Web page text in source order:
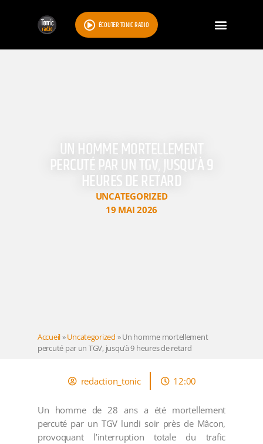
ÉCOUTER TONIC RADIO
UN HOMME MORTELLEMENT
PERCUTÉ PAR UN TGV, JUSQU’À 9
HEURES DE RETARD
UNCATEGORIZED
19 MAI 2026
Accueil»Uncategorized »Un homme mortellement
percuté par un TGV, jusqu’à 9 heures de retard
redaction_tonic 12:00
Un homme de 28 ans a été mortellement
percuté par un TGV lundi soir près de Mâcon,
provoquant l’interruption totale du trafic